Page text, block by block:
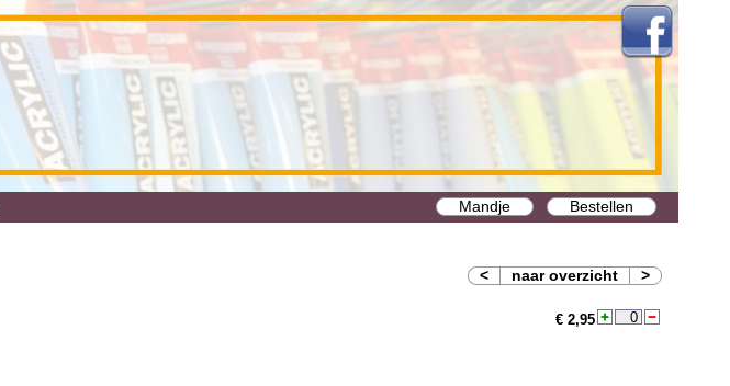
Mandje Bestellen
< naar overzicht >
€ 2,95